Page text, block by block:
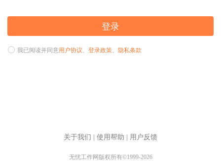
登录
我已阅读并同意用户协议、 登录政策、 隐私条款
关于我们 使用帮助 用户反馈
无忧工作网版权所有©1999-2026